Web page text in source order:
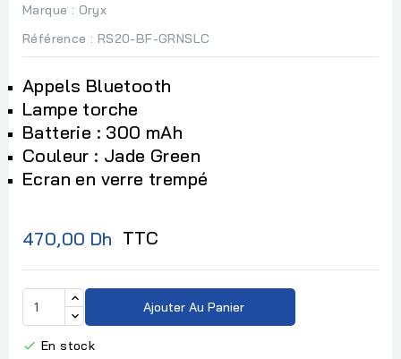
Marque : Oryx
Référence : RS20-BF-GRNSLC
Appels Bluetooth
Lampe torche
Batterie : 300 mAh
Couleur : Jade Green
Ecran en verre trempé
470,00 Dh TTC
Ajouter Au Panier
 En stock